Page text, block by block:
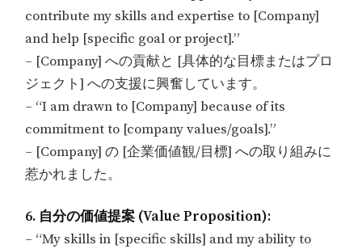
contribute my skills and expertise to [Company]
and help [specific goal or project].”
– [Company] への貢献と [具体的な目標またはプロ
ジェクト] への支援に興奮しています。
– “I am drawn to [Company] because of its
commitment to [company values/goals].”
– [Company] の [企業価値観/目標] への取り組みに
惹かれました。
6. 自分の価値提案 (Value Proposition):
– “My skills in [specific skills] and my ability to